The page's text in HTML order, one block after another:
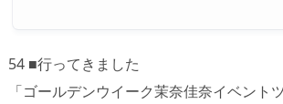
54 ■行ってきました
「ゴールデンウイーク茉奈佳奈イベント